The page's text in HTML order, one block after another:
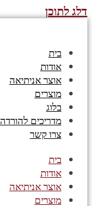
דלג לתוכן
בית
אודות
אוצר אניתיאה
מוצרים
בלוג
מדריכים להורדה
צרו קשר
בית
אודות
אוצר אניתיאה
מוצרים